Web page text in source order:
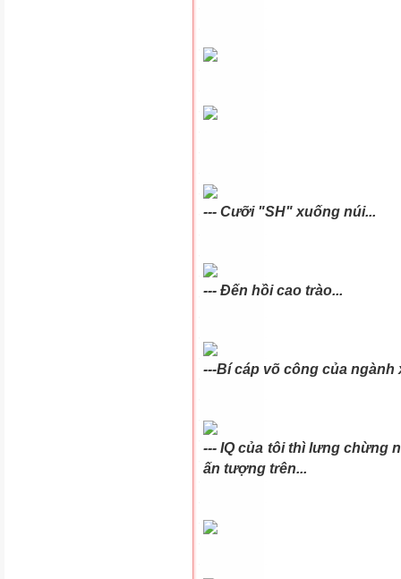
--- Cưỡi "SH" xuống núi...
--- Đến hồi cao trào...
---Bí cáp võ công của ngành
--- IQ của tôi thì lưng chừng
ấn tượng trên...